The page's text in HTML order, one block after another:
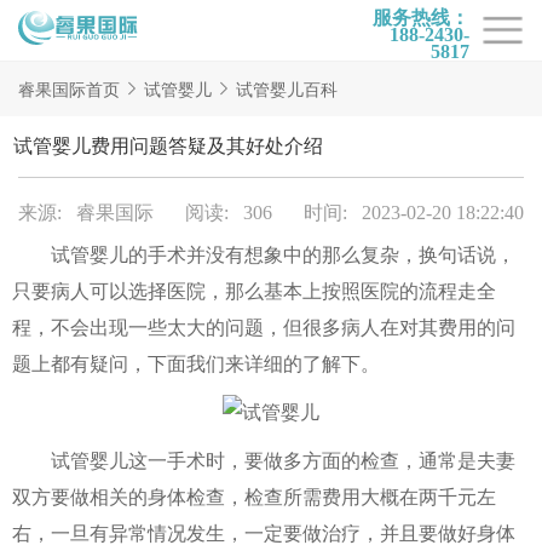
服务热线：
188-2430-
5817
首页
试管项目
试管百科
试管医院
睿果国际
睿果国际首页 试管婴儿 试管婴儿百科
试管婴儿费用问题答疑及其好处介绍
来源: 睿果国际 阅读: 306 时间: 2023-02-20 18:22:40
试管婴儿的手术并没有想象中的那么复杂，换句话说，
只要病人可以选择医院，那么基本上按照医院的流程走全
程，不会出现一些太大的问题，但很多病人在对其费用的问
题上都有疑问，下面我们来详细的了解下。
试管婴儿这一手术时，要做多方面的检查，通常是夫妻
双方要做相关的身体检查，检查所需费用大概在两千元左
右，一旦有异常情况发生，一定要做治疗，并且要做好身体